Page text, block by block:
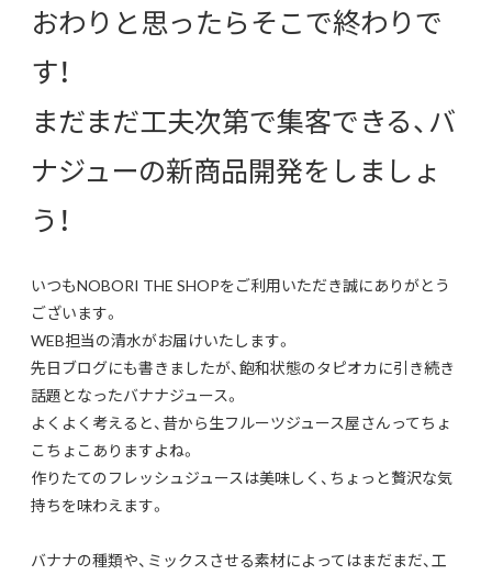
おわりと思ったらそこで終わりで
す！
まだまだ工夫次第で集客できる、バ
ナジューの新商品開発をしましょ
う！
いつもNOBORI THE SHOPをご利用いただき誠にありがとう
ございます。
WEB担当の清水がお届けいたします。
先日ブログにも書きましたが、飽和状態のタピオカに引き続き
話題となったバナナジュース。
よくよく考えると、昔から生フルーツジュース屋さんってちょ
こちょこありますよね。
作りたてのフレッシュジュースは美味しく、ちょっと贅沢な気
持ちを味わえます。
バナナの種類や、ミックスさせる素材によってはまだまだ、工